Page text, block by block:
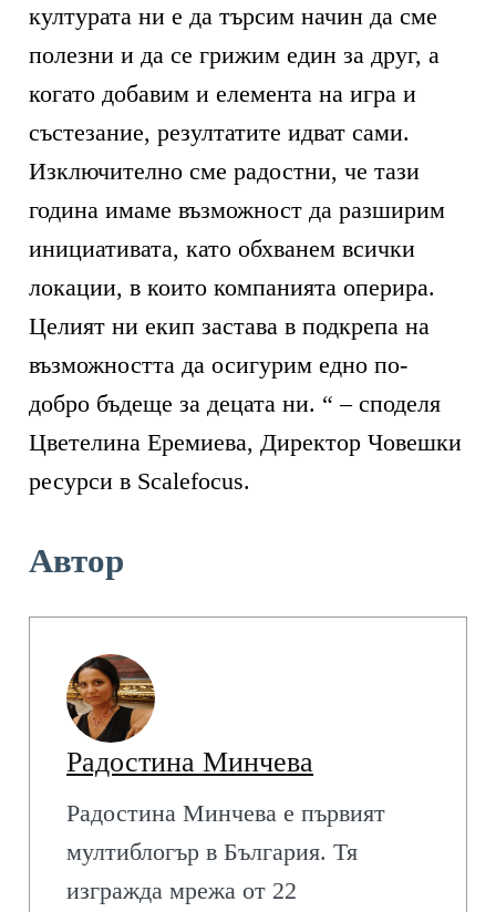
културата ни е да търсим начин да сме
полезни и да се грижим един за друг, а
когато добавим и елемента на игра и
състезание, резултатите идват сами.
Изключително сме радостни, че тази
година имаме възможност да разширим
инициативата, като обхванем всички
локации, в които компанията оперира.
Целият ни екип застава в подкрепа на
възможността да осигурим едно по-
добро бъдеще за децата ни. “ – споделя
Цветелина Еремиева, Директор Човешки
ресурси в Scalefocus.
Автор
Радостина Минчева
Радостина Минчева е първият
мултиблогър в България. Тя
изгражда мрежа от 22